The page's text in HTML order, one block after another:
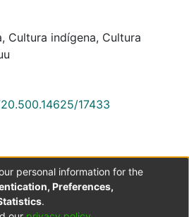
, Cultura indígena, Cultura
17433
personal information for the
Preferences,
.